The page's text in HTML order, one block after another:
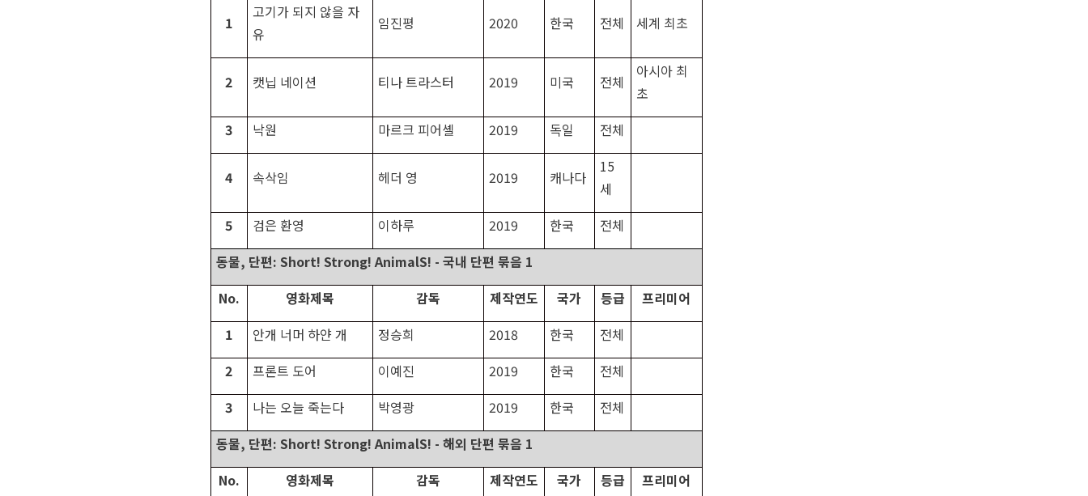
1
고기가 되지 않을 자
유
임진평 2020 한국 전체 세계 최초
2 캣닙 네이션 티나 트라스터 2019 미국 전체
아시아 최
초
3
낙원 마르크 피어셸 2019 독일 전체
4 속삭임 헤더 영 2019 캐나다
15
세
5
검은 환영 이하루 2019 한국
전체
동물, 단편: Short! Strong! AnimalS! -국내 단편 묶음 1
No.
영화제목 감독 제작연도 국가 등급
프리미어
1
안개 너머 하얀 개 정승희 2018 한국
전체
2
프론트 도어 이예진 2019 한국
전체
3
나는 오늘 죽는다 박영광 2019 한국
전체
동물, 단편: Short! Strong! AnimalS! -해외 단편 묶음 1
No.
영화제목 감독 제작연도 국가 등급 프리미어